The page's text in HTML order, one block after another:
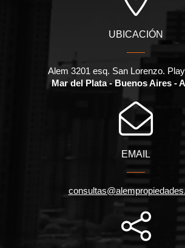
UBICACIÓN
Alem 3201 esq. San Lorenzo.
Mar del Plata - Buenos Aires -
EMAIL